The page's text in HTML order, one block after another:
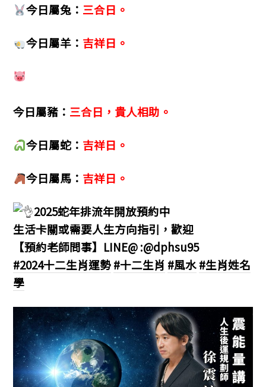
今日屬兔： 三合日。
今日屬羊： 吉祥日。
今日屬豬： 三合日，貴人相助。
今日屬蛇： 吉祥日。
今日屬馬： 吉祥日。
2025蛇年排流年開放預約中
生活卡關或需要人生方向指引，歡迎
【預約老師問事】LINE@ :@dphsu95
#2024十二生肖運勢#十二生肖 #風水#生肖姓名
學